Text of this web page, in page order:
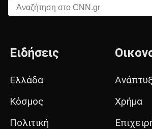
Αναζήτηση στο CNN.gr
Ειδήσεις
Ελλάδα
Κόσμος
Πολιτική
Χρήμα